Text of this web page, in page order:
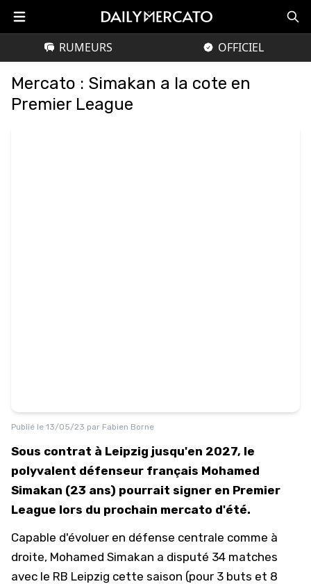
RUMEURS OFFICIEL
Mercato : Simakan a la cote en
Premier League
Publié le 13/05/23 par Fabien Borne
Sous contrat à Leipzig jusqu'en 2027, le
polyvalent défenseur français Mohamed
Simakan (23 ans) pourrait signer en Premier
League lors du prochain mercato d'été.
Capable d'évoluer en défense centrale comme à
droite, Mohamed Simakan a disputé 34 matches
avec le RB Leipzig cette saison (pour 3 buts et 8